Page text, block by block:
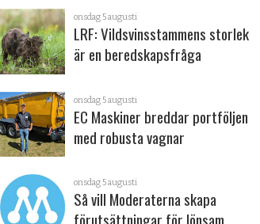
onsdag 5 augusti
LRF: Vildsvinsstammens storlek
är en beredskapsfråga
onsdag 5 augusti
EC Maskiner breddar portföljen
med robusta vagnar
onsdag 5 augusti
Så vill Moderaterna skapa